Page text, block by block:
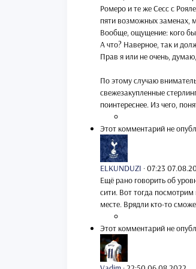
Ромеро и те же Сесс с
пяти возможных заменах,
Вообще, ощущение: кого бы
А что? Наверное, так и
Прав я или не очень,
По этому случаю
свежезакупленные
поинтереснее. Из чего,
Этот комментарий не
ELKUNDUZI ·07:23
Ещё рано говорить об
сити. Вот тогда
месте. Врядли кто-то
Этот комментарий не